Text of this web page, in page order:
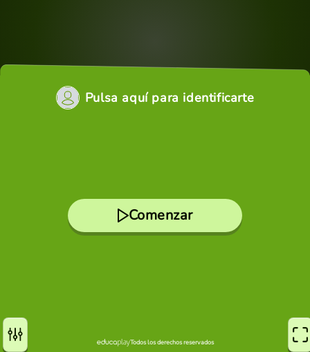
Pulsa aquí para identificarte
Comenzar
Todos los derechos reservados